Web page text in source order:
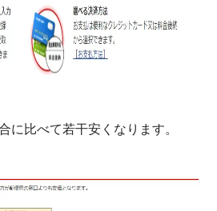
に比べて若干安くなります。